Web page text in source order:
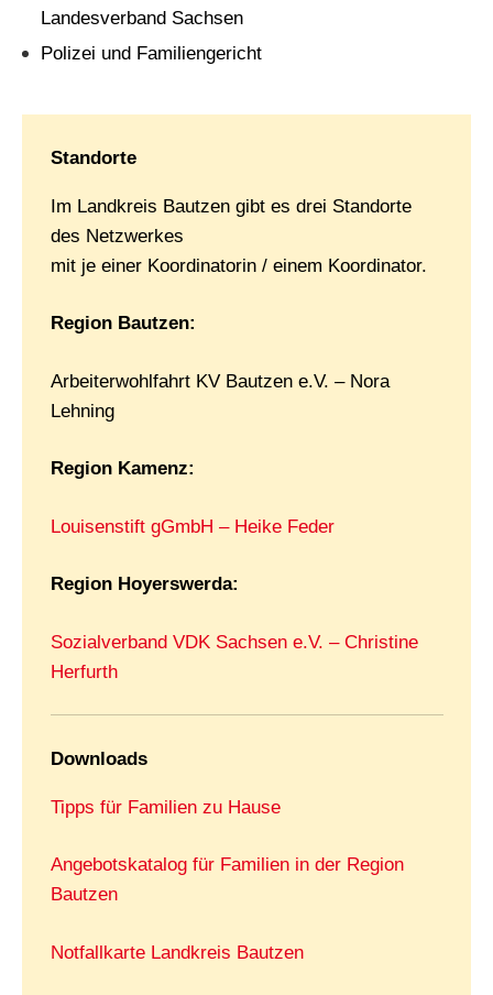
Landesverband Sachsen
Polizei und Familiengericht
Standorte
Im Landkreis Bautzen gibt es drei Standorte
des Netzwerkes
mit je einer Koordinatorin / einem Koordinator.
Region Bautzen:
Arbeiterwohlfahrt KV Bautzen e.V. – Nora
Lehning
Region Kamenz:
Louisenstift gGmbH – Heike Feder
Region Hoyerswerda:
Sozialverband VDK Sachsen e.V. – Christine
Herfurth
Downloads
Tipps für Familien zu Hause
Angebotskatalog für Familien in der Region
Bautzen
Notfallkarte Landkreis Bautzen